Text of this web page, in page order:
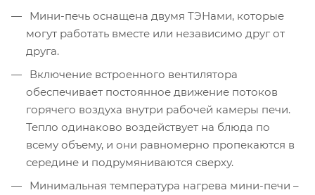
Мини-печь оснащена двумя ТЭНами, которые
могут работать вместе или независимо друг от
друга.
Включение встроенного вентилятора
обеспечивает постоянное движение потоков
горячего воздуха внутри рабочей камеры печи.
Тепло одинаково воздействует на блюда по
всему объему, и они равномерно пропекаются в
середине и подрумяниваются сверху.
Минимальная температура нагрева мини-печи –